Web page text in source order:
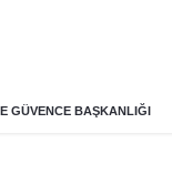
GÜVENCE BAŞKANLIĞI